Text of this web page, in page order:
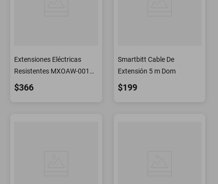
Extensiones Eléctricas
Resistentes MXOAW-001
PowerWay25 Extensiones
$366
Smartbitt Cable De
Extensión 5 m Dom
$199